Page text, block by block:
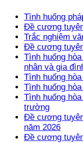
Tình huống
Đề cương
Trắc nghiệm
Đề cương
Tình huống
nhân và gia
Tình huống
Tình huống
Tình huống
trường
Đề cương
năm 2026
Đề cương